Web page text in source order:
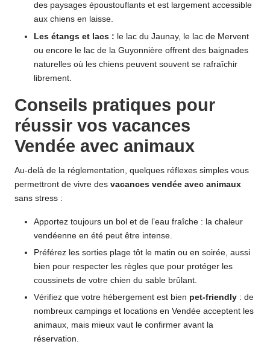
des paysages époustouflants et est largement accessible
aux chiens en laisse.
Les étangs et lacs : le lac du Jaunay, le lac de Mervent
ou encore le lac de la Guyonnière offrent des baignades
naturelles où les chiens peuvent souvent se rafraîchir
librement.
Conseils pratiques pour
réussir vos vacances
Vendée avec animaux
Au-delà de la réglementation, quelques réflexes simples vous
permettront de vivre des vacances vendée avec animaux
sans stress :
Apportez toujours un bol et de l’eau fraîche : la chaleur
vendéenne en été peut être intense.
Préférez les sorties plage tôt le matin ou en soirée, aussi
bien pour respecter les règles que pour protéger les
coussinets de votre chien du sable brûlant.
Vérifiez que votre hébergement est bien pet-friendly : de
nombreux campings et locations en Vendée acceptent les
animaux, mais mieux vaut le confirmer avant la
réservation.